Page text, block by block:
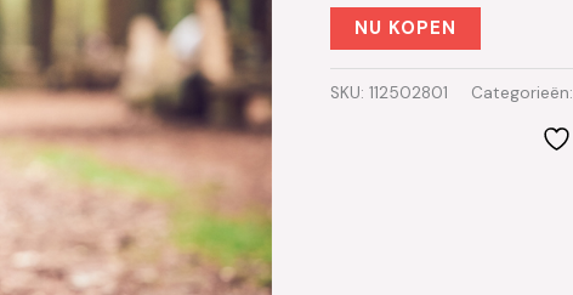
NU KOPEN
SKU: 112502801 Categorieën: